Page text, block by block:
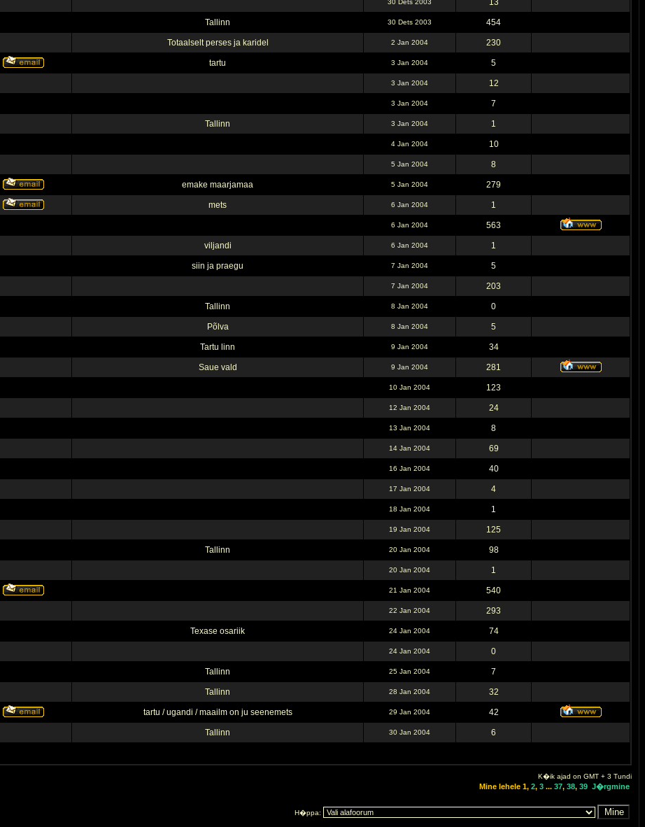
30 Dets 2003 13
Tallinn 30 Dets 2003 454
Totaalselt perses ja karidel 2 Jan 2004 230
tartu 3 Jan 2004 5
3 Jan 2004 12
3 Jan 2004 7
Tallinn 3 Jan 2004 1
4 Jan 2004 10
5 Jan 2004 8
emake maarjamaa 5 Jan 2004 279
mets 6 Jan 2004 1
6 Jan 2004 563
viljandi 6 Jan 2004 1
siin ja praegu 7 Jan 2004 5
7 Jan 2004 203
Tallinn 8 Jan 2004 0
Põlva 8 Jan 2004 5
Tartu linn 9 Jan 2004 34
Saue vald 9 Jan 2004 281
10 Jan 2004 123
12 Jan 2004 24
13 Jan 2004 8
14 Jan 2004 69
16 Jan 2004 40
17 Jan 2004 4
18 Jan 2004 1
19 Jan 2004 125
Tallinn 20 Jan 2004 98
20 Jan 2004 1
21 Jan 2004 540
22 Jan 2004 293
Texase osariik 24 Jan 2004 74
24 Jan 2004 0
Tallinn 25 Jan 2004 7
Tallinn 28 Jan 2004 32
tartu / ugandi / maailm on ju seenemets 29 Jan 2004 42
Tallinn 30 Jan 2004 6
K�ik ajad on GMT + 3 Tundi
Mine lehele 1, 2, 3 ... 37, 38, 39 J�rgmine
H�ppa: